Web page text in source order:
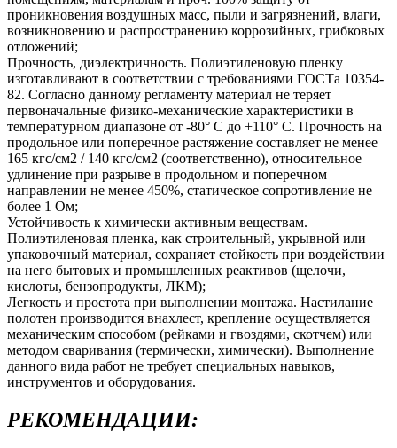
проникновения воздушных масс, пыли и загрязнений, влаги,
возникновению и распространению коррозийных, грибковых
отложений;
Прочность, диэлектричность. Полиэтиленовую пленку
изготавливают в соответствии с требованиями ГОСТа 10354-
82. Согласно данному регламенту материал не теряет
первоначальные физико-механические характеристики в
температурном диапазоне от -80° С до +110° С. Прочность на
продольное или поперечное растяжение составляет не менее
165 кгс/см2 / 140 кгс/см2 (соответственно), относительное
удлинение при разрыве в продольном и поперечном
направлении не менее 450%, статическое сопротивление не
более 1 Ом;
Устойчивость к химически активным веществам.
Полиэтиленовая пленка, как строительный, укрывной или
упаковочный материал, сохраняет стойкость при воздействии
на него бытовых и промышленных реактивов (щелочи,
кислоты, бензопродукты, ЛКМ);
Легкость и простота при выполнении монтажа. Настилание
полотен производится внахлест, крепление осуществляется
механическим способом (рейками и гвоздями, скотчем) или
методом сваривания (термически, химически). Выполнение
данного вида работ не требует специальных навыков,
инструментов и оборудования.
РЕКОМЕНДАЦИИ: